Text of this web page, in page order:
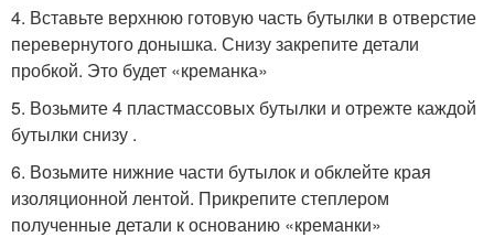
4. Вставьте верхнюю готовую часть бутылки в отверстие
перевернутого донышка. Снизу закрепите детали
пробкой. Это будет «креманка»
5. Возьмите 4 пластмассовых бутылки и отрежте каждой
бутылки снизу .
6. Возьмите нижние части бутылок и обклейте края
изоляционной лентой. Прикрепите степлером
полученные детали к основанию «креманки»